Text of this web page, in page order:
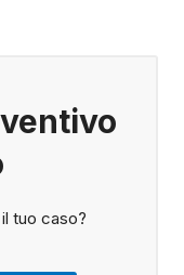
tuo caso?